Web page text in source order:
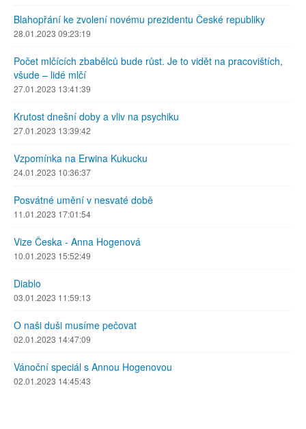
Blahopřání ke zvolení novému prezidentu České republiky
28.01.2023 09:23:19
Počet mlčících zbabělců bude růst. Je to vidět na pracovištích,
všude – lidé mlčí
27.01.2023 13:41:39
Krutost dnešní doby a vliv na psychiku
27.01.2023 13:39:42
Vzpomínka na Erwina Kukucku
24.01.2023 10:36:37
Posvátné umění v nesvaté době
11.01.2023 17:01:54
Vize Česka - Anna Hogenová
10.01.2023 15:52:49
Diablo
03.01.2023 11:59:13
O naši duši musíme pečovat
02.01.2023 14:47:09
Vánoční speciál s Annou Hogenovou
02.01.2023 14:45:43